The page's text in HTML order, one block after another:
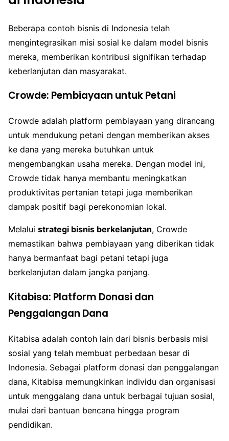
Beberapa contoh bisnis di Indonesia telah
mengintegrasikan misi sosial ke dalam model bisnis
mereka, memberikan kontribusi signifikan terhadap
keberlanjutan dan masyarakat.
Crowde: Pembiayaan untuk Petani
Crowde adalah platform pembiayaan yang dirancang
untuk mendukung petani dengan memberikan akses
ke dana yang mereka butuhkan untuk
mengembangkan usaha mereka. Dengan model ini,
Crowde tidak hanya membantu meningkatkan
produktivitas pertanian tetapi juga memberikan
dampak positif bagi perekonomian lokal.
Melalui strategi bisnis berkelanjutan, Crowde
memastikan bahwa pembiayaan yang diberikan tidak
hanya bermanfaat bagi petani tetapi juga
berkelanjutan dalam jangka panjang.
Kitabisa: Platform Donasi dan
Penggalangan Dana
Kitabisa adalah contoh lain dari bisnis berbasis misi
sosial yang telah membuat perbedaan besar di
Indonesia. Sebagai platform donasi dan penggalangan
dana, Kitabisa memungkinkan individu dan organisasi
untuk menggalang dana untuk berbagai tujuan sosial,
mulai dari bantuan bencana hingga program
pendidikan.